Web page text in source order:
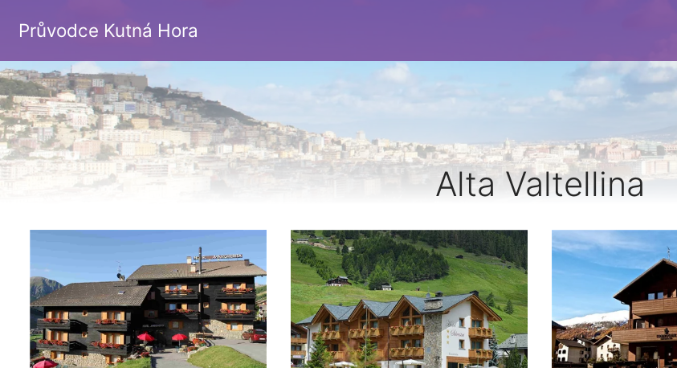
Průvodce Kutná Hora
Alta Valtellina